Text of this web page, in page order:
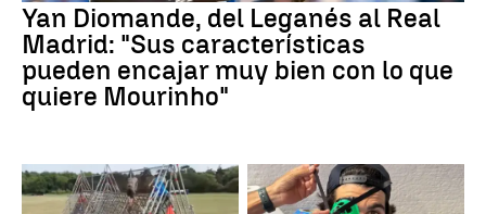
Yan Diomande, del Leganés al Real
Madrid: "Sus características
pueden encajar muy bien con lo que
quiere Mourinho"